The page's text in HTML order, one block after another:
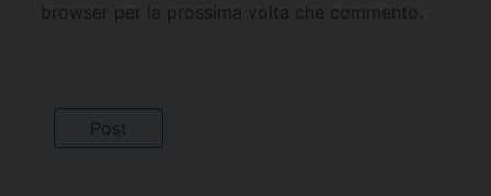
browser per la prossima volta che commento.